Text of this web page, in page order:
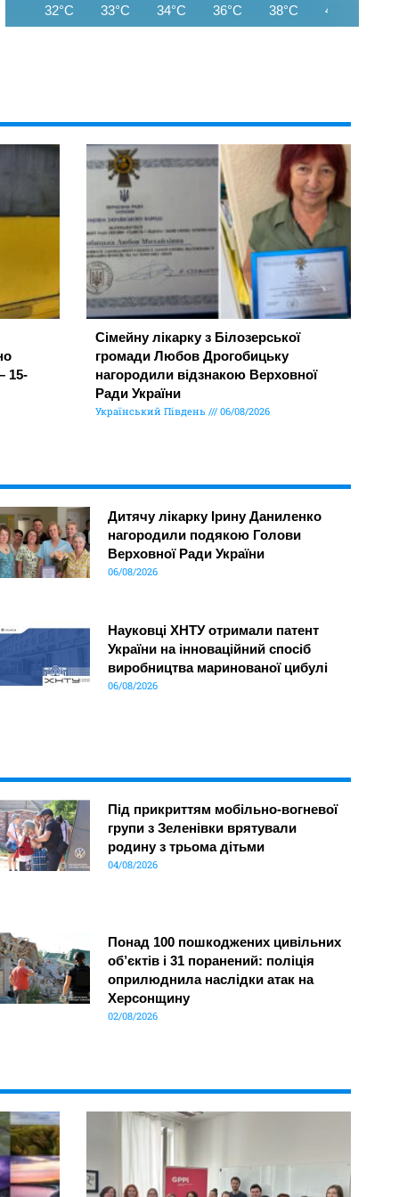
32°C 33°C 34°C 36°C 38°C 40°C
15-
Сімейну лікарку з Білозерської
громади Любов Дрогобицьку
нагородили відзнакою Верховної
Ради України
Український Південь 06/08/2026
Дитячу лікарку Ірину Даниленко
нагородили подякою Голови
Верховної Ради України
06/08/2026
Науковці ХНТУ отримали патент
України на інноваційний спосіб
виробництва маринованої цибулі
06/08/2026
Під прикриттям мобільно-вогневої
групи з Зеленівки врятували
родину з трьома дітьми
04/08/2026
Понад 100 пошкоджених цивільних
об’єктів і 31 поранений: поліція
оприлюднила наслідки атак на
Херсонщину
02/08/2026